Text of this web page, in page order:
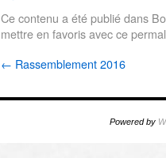
Ce contenu a été publié dans
mettre en favoris avecce
← Rassemblement 2016
Powered by